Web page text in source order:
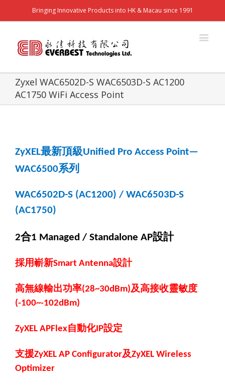
Bringing Innovative Products into HK & Macau since 1991
Zyxel WAC6502D-S WAC6503D-S AC1200
AC1750 WiFi Access Point
ZyXEL最新頂級Unified Pro Access Point—
WAC6500系列
WAC6502D-S (AC1200) / WAC6503D-S
(AC1750)
2合1 Managed / Standalone AP設計
採用嶄新Smart Antenna設計
高無線輸出功率(28~30dBm)及高接收靈敏度
(-100~-102dBm)
ZyXEL APFlex自動化IP設定
支援ZyXEL AP Configurator及ZyXEL Wireless
Optimizer